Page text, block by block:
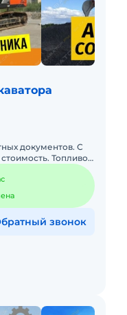
документов. С
Топливо
аренда.
звонок